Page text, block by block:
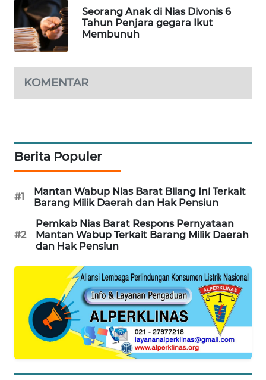
Seorang Anak di Nias Divonis 6
Tahun Penjara gegara Ikut
Membunuh
KOMENTAR
Berita Populer
#1
Mantan Wabup Nias Barat Bilang Ini Terkait
Barang Milik Daerah dan Hak Pensiun
#2
Pemkab Nias Barat Respons Pernyataan
Mantan Wabup Terkait Barang Milik Daerah
dan Hak Pensiun
METRO
SIANTAR
NEWS
METRO
MEDAN
NEWS
JAKARTA
NEWS
KRT
NEWS
KARING
NEWS
HUMBANG
NEWS